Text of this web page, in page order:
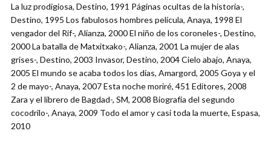
La luz prodigiosa, Destino, 1991 Páginas ocultas de la historia-,
Destino, 1995 Los fabulosos hombres película, Anaya, 1998 El
vengador del Rif-, Alianza, 2000 El niño de los coroneles-, Destino,
2000 La batalla de Matxitxako-, Alianza, 2001 La mujer de alas
grises-, Destino, 2003 Invasor, Destino, 2004 Cielo abajo, Anaya,
2005 El mundo se acaba todos los días, Amargord, 2005 Goya y el
2 de mayo-, Anaya, 2007 Esta noche moriré, 451 Editores, 2008
Zara y el librero de Bagdad-, SM, 2008 Biografía del segundo
cocodrilo-, Anaya, 2009 Todo el amor y casi toda la muerte, Espasa,
2010